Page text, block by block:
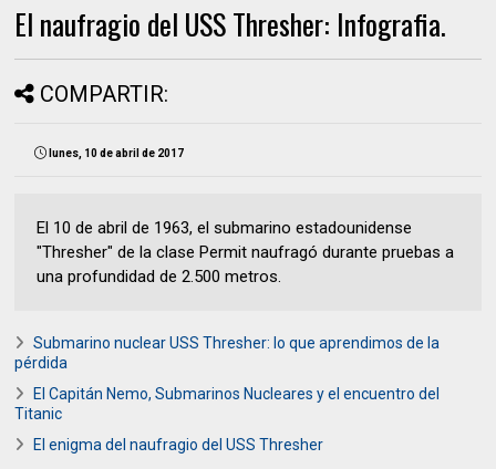
El naufragio del USS Thresher: Infografia.
COMPARTIR:
lunes, 10 de abril de 2017
El 10 de abril de 1963, el submarino estadounidense
"Thresher" de la clase Permit naufragó durante pruebas a
una profundidad de 2.500 metros.
Submarino nuclear USS Thresher: lo que aprendimos de la
pérdida
El Capitán Nemo, Submarinos Nucleares y el encuentro del
Titanic
El enigma del naufragio del USS Thresher